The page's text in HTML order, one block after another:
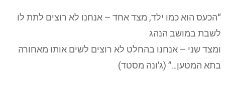
“הכעס הוא כמו ילד, מצד אחד – אנחנו לא רוצים לתת לו
לשבת במושב הנהג
ומצד שני – אנחנו בהחלט לא רוצים לשים אותו מאחורה
בתא המטען…” (ג’ונה מסטד)